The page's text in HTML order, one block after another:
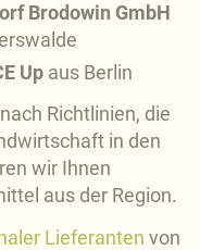
Brodowin GmbH
Up aus Berlin
Richtlinien, die
in den
wir Ihnen
aus der Region.
Lieferanten von